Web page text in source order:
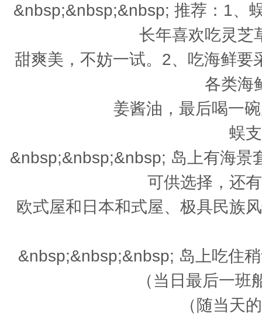
&nbsp;&nbsp;&nbsp; 推荐：1、
长年喜欢吃灵芝
甜爽美，不妨一试。2、吃海鲜要
各类海
姜酱油，最后喝一
蜈
&nbsp;&nbsp;&nbsp; 岛上有海景
可供选择，还
欧式屋和日本和式屋、极具民族
&nbsp;&nbsp;&nbsp; 岛上吃住
（当日最后一
（随当天